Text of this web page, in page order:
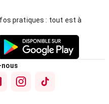
pratiques : tout est à